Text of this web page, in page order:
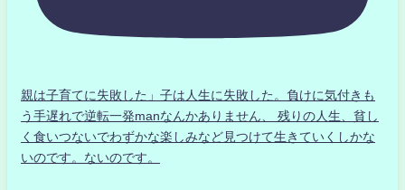
親は子育てに失敗した」子は人生に失敗した。負けに気付きも
う手遅れで逆転一発manなんかありません、 残りの人生、貧し
く食いつないでわずかな楽しみなど見つけて生きていくしかな
いのです。ないのです。